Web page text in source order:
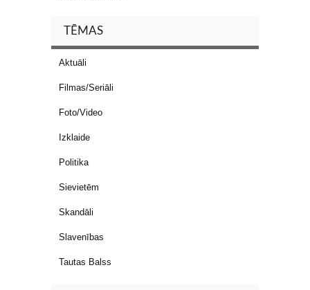
TĒMAS
Aktuāli
Filmas/Seriāli
Foto/Video
Izklaide
Politika
Sievietēm
Skandāli
Slavenības
Tautas Balss